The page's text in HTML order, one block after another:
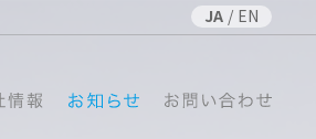
EN
/
JA